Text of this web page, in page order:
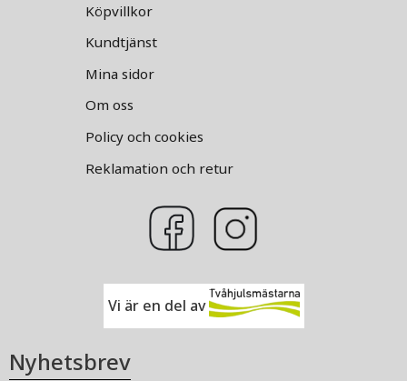
Köpvillkor
Kundtjänst
Mina sidor
Om oss
Policy och cookies
Reklamation och retur
Vi är en del av
Nyhetsbrev